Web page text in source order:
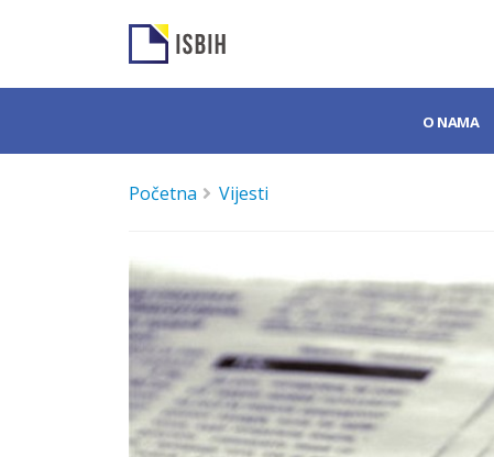
O NAMA
Početna Vijesti